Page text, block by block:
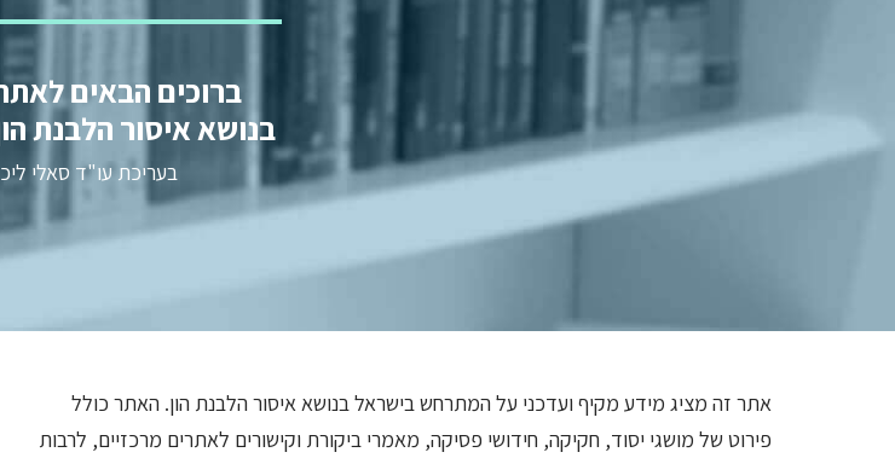
ברוכים הבאים
בנושא איסור הלבנת
בעריכת עו"ד סאלי
אתר זה מציג מידע מקיף ועדכני על המתרחש בישראל בנושא איסור הלבנת הון. האתר כולל
פירוט של מושגי יסוד, חקיקה, חידושי פסיקה, מאמרי ביקורת וקישורים לאתרים מרכזיים, לרבות